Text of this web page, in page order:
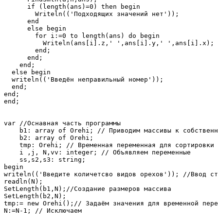
      if (length(ans)=0) then begin
        Writeln(('Подходящих значений нет'));
      end
      else begin
        for i:=0 to length(ans) do begin
          Writeln(ans[i].z,' ',ans[i].y,' ',ans[i].x);
        end;
      end;
    end;
  else begin
  writeln(('Введён неправильный номер'));
  end;
end;
end;
var //Оснавная часть программы
b1: array of Orehi; // Приводим массивы к
    b2: array of Orehi;
    tmp: Orehi; // Временная переменная для сортировки
    i ,j, N,vv: integer; // Объявляем переменные
    ss,s2,s3: string;
begin
writeln(('Введите количетсво видов орехов')); //Ввод
readln(N);
SetLength(b1,N);//Создание размеров массива
SetLength(b2,N);
tmp:= new Orehi();// Задаём значения для временной
N:=N-1; // Исключаем